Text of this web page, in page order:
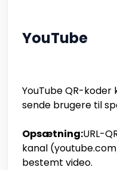
YouTube
YouTube QR-
sende brugere til
Opsætning:URL-
kanal
bestemt video.